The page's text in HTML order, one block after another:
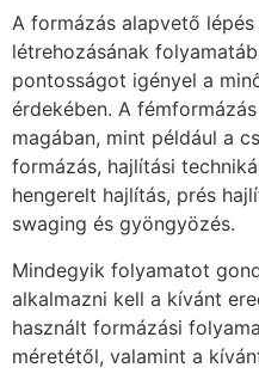
A formázás alapvető
létrehozásának
pontosságot igényel a
érdekében. A
magában, mint például a
formázás, hajlítási
hengerelt hajlítás, prés
swaging és gyöngyözés.
Mindegyik folyamatot
alkalmazni kell a kívánt
használt formázási
méretétől, valamint a